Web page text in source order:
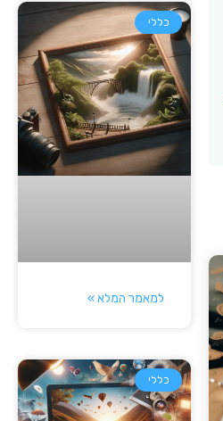
כללי
למאמר המלא »
כללי